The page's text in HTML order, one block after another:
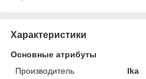
Характеристики
Основные атрибуты
Производитель
Ika